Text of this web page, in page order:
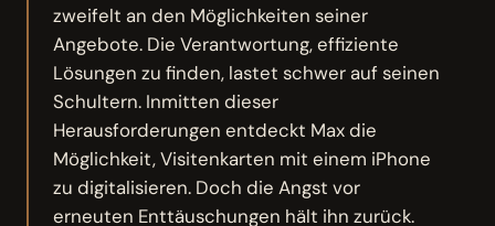
zweifelt an den Möglichkeiten seiner
Angebote. Die Verantwortung, effiziente
Lösungen zu finden, lastet schwer auf seinen
Schultern. Inmitten dieser
Herausforderungen entdeckt Max die
Möglichkeit, Visitenkarten mit einem iPhone
zu digitalisieren. Doch die Angst vor
erneuten Enttäuschungen hält ihn zurück.